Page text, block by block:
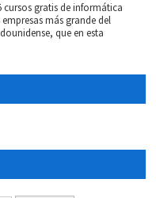
cursos gratis de informática
más grande del
que en esta